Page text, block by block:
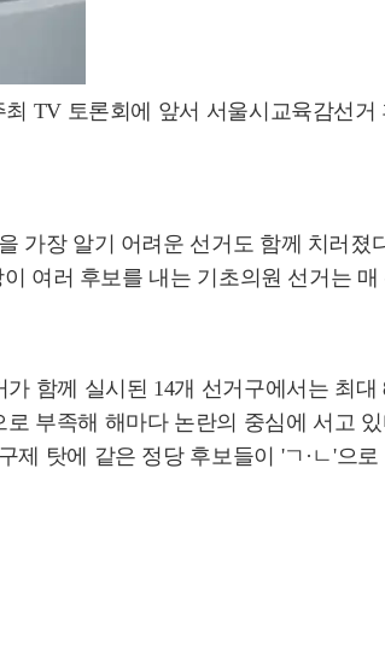
TV 토론회에 앞서 서울시교육감선
가장 알기 어려운 선거도 함께 치러
여러 후보를 내는 기초의원 선거는
함께 실시된 14개 선거구에서는 최
부족해 해마다 논란의 중심에 서고
탓에 같은 정당 후보들이 'ㄱ·ㄴ'으